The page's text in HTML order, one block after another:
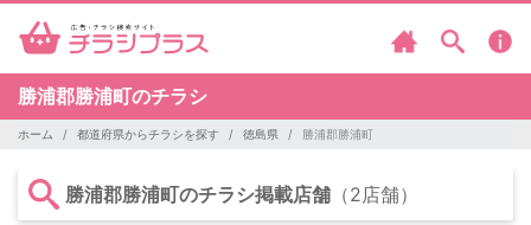
勝浦郡勝浦町のチラシ
ホーム 都道府県からチラシを探す 徳島県 勝浦郡勝浦町
勝浦郡勝浦町のチラシ掲載店舗 （2店舗）